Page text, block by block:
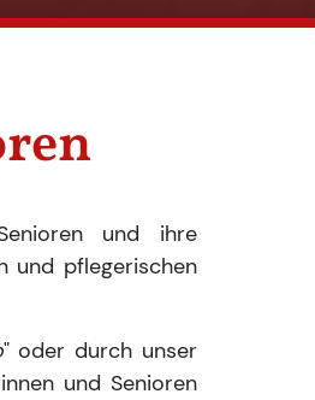
und ihre
und pflegerischen
" oder durch unser
und Senioren